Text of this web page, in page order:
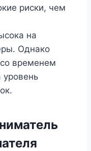
риски, чем
на
Однако
временем
уровень